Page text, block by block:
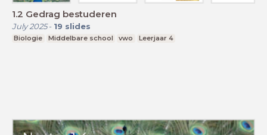
1.2 Gedrag bestuderen
July 2025- 19 slides
Biologie Middelbare school vwo Leerjaar 4